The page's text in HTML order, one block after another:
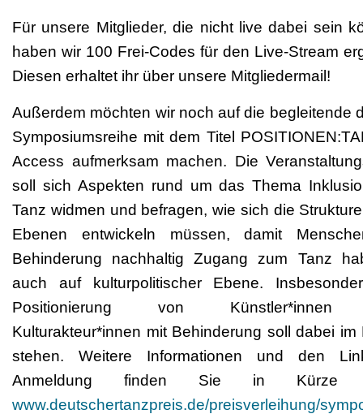
Für unsere Mitglieder, die nicht live dabei sein
haben wir 100 Frei-Codes für den Live-Stream
Diesen erhaltet ihr über unsere Mitgliedermail!
Außerdem möchten wir noch auf die begleitende
Symposiumsreihe mit dem Titel
Access aufmerksam machen. Die
soll sich Aspekten rund um das Thema
Tanz widmen und befragen, wie sich die
Ebenen entwickeln müssen, damit
Behinderung nachhaltig Zugang zum Tanz
auch auf kulturpolitischer Ebene.
Positionierung von
Kulturakteur*innen mit Behinderung soll dabei im
stehen. Weitere Informationen und den
Anmeldung finden Sie in Kürze
www.deutschertanzpreis.de/preisverleihung/